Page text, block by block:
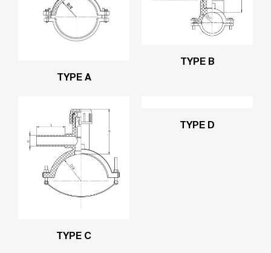
TYPE A
TYPE B
TYPE C
TYPE D